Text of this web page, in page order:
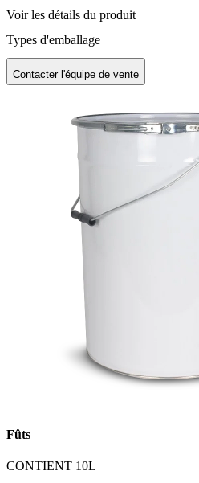
Voir les détails du produit
Types d'emballage
Contacter l'équipe de vente
Fûts
CONTIENT 10L